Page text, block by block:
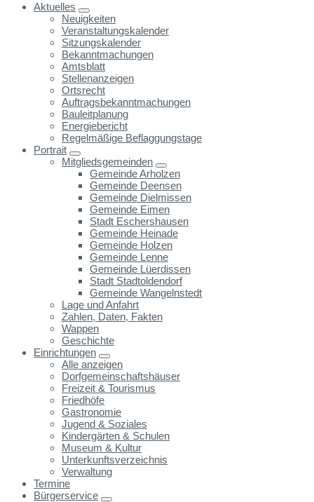
Aktuelles
Neuigkeiten
Veranstaltungskalender
Sitzungskalender
Bekanntmachungen
Amtsblatt
Stellenanzeigen
Ortsrecht
Auftragsbekanntmachungen
Bauleitplanung
Energiebericht
Regelmäßige Beflaggungstage
Portrait
Mitgliedsgemeinden
Gemeinde Arholzen
Gemeinde Deensen
Gemeinde Dielmissen
Gemeinde Eimen
Stadt Eschershausen
Gemeinde Heinade
Gemeinde Holzen
Gemeinde Lenne
Gemeinde Lüerdissen
Stadt Stadtoldendorf
Gemeinde Wangelnstedt
Lage und Anfahrt
Zahlen, Daten, Fakten
Wappen
Geschichte
Einrichtungen
Alle anzeigen
Dorfgemeinschaftshäuser
Freizeit & Tourismus
Friedhöfe
Gastronomie
Jugend & Soziales
Kindergärten & Schulen
Museum & Kultur
Unterkunftsverzeichnis
Verwaltung
Termine
Bürgerservice